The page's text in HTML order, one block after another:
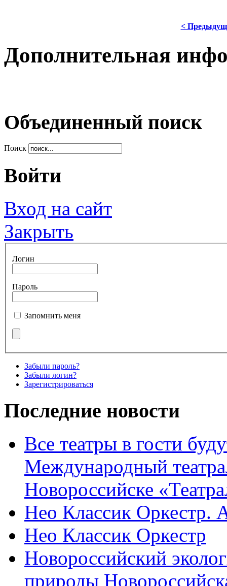
<
Дополнительная
Объединенный поиск
Поиск
Войти
Вход на сайт
Закрыть
Логин
Пароль
Запомнить меня
Забыли пароль?
Забыли логин?
Зарегистрироваться
Последние новости
Все театры в гости
Международный
Новороссийске
Нео Классик Оркестр.
Нео Классик Оркестр
Новороссийский
природы